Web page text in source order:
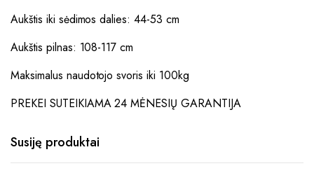
Aukštis iki sėdimos dalies: 44-53 cm
Aukštis pilnas: 108-117 cm
Maksimalus naudotojo svoris iki 100kg
PREKEI SUTEIKIAMA 24 MĖNESIŲ GARANTIJA
Susiję produktai